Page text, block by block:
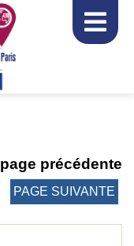
page précédente
PAGE SUIVANTE